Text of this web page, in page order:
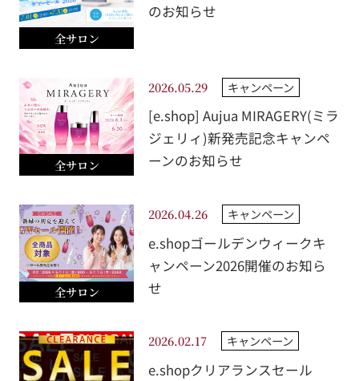
全サロン
のお知らせ
全サロン
2026.05.29 キャンペーン
[e.shop] Aujua MIRAGERY(ミラ
ジェリィ)新発売記念キャンペ
ーンのお知らせ
全サロン
2026.04.26 キャンペーン
e.shopゴールデンウィークキ
ャンペーン2026開催のお知ら
せ
2026.02.17 キャンペーン
e.shopクリアランスセール